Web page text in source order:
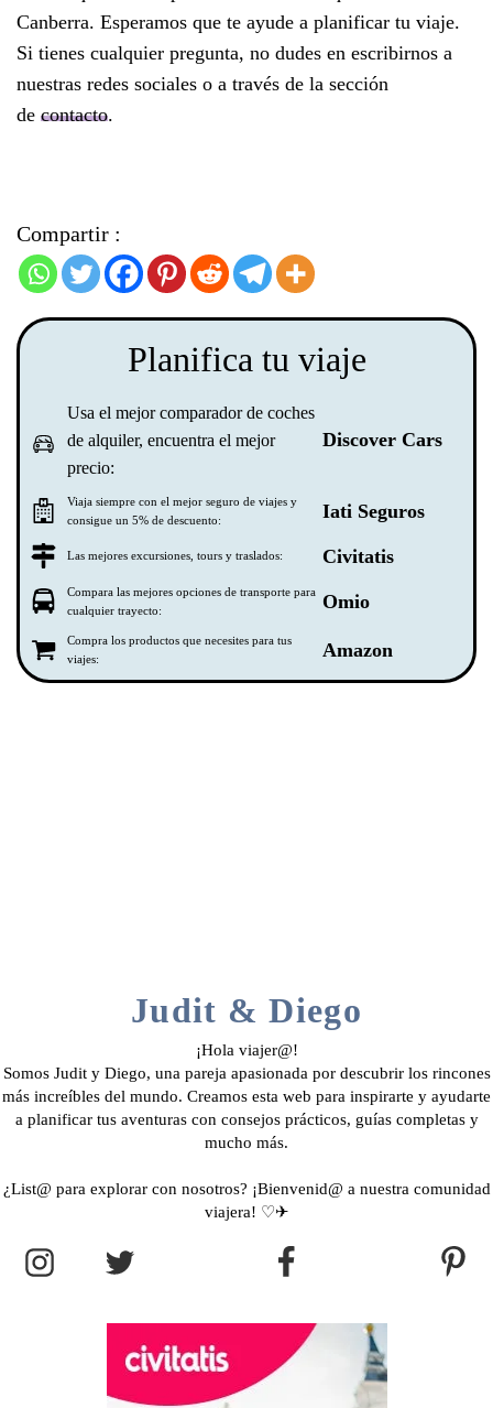
Canberra. Esperamos que te ayude a planificar tu viaje.
Si tienes cualquier pregunta, no dudes en escribirnos a
nuestras redes sociales o a través de la sección
de contacto.
Compartir :
Planifica tu viaje
Usa el mejor comparador de coches
de alquiler, encuentra el mejor
precio:
Discover Cars
Viaja siempre con el mejor seguro de viajes y
consigue un 5% de descuento:
Iati Seguros
Las mejores excursiones, tours y traslados: Civitatis
Compara las mejores opciones de transporte para
cualquier trayecto:
Omio
Compra los productos que necesites para tus
viajes:
Amazon
Judit & Diego
¡Hola viajer@!
Somos Judit y Diego, una pareja apasionada por descubrir los rincones
más increíbles del mundo. Creamos esta web para inspirarte y ayudarte
a planificar tus aventuras con consejos prácticos, guías completas y
mucho más.
¿List@ para explorar con nosotros? ¡Bienvenid@ a nuestra comunidad
viajera! ♡✈︎